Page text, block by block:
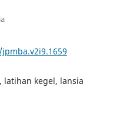
kegel, lansia